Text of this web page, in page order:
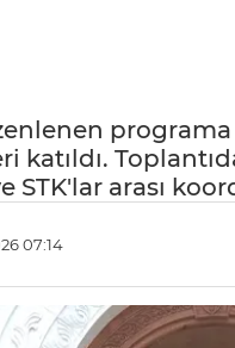
programa
katıldı.
arası
07:14